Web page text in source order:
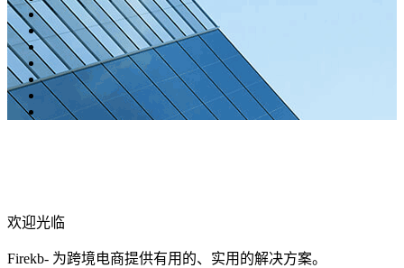
欢迎光临
Firekb- 为跨境电商提供有用的、实用的解决方案。